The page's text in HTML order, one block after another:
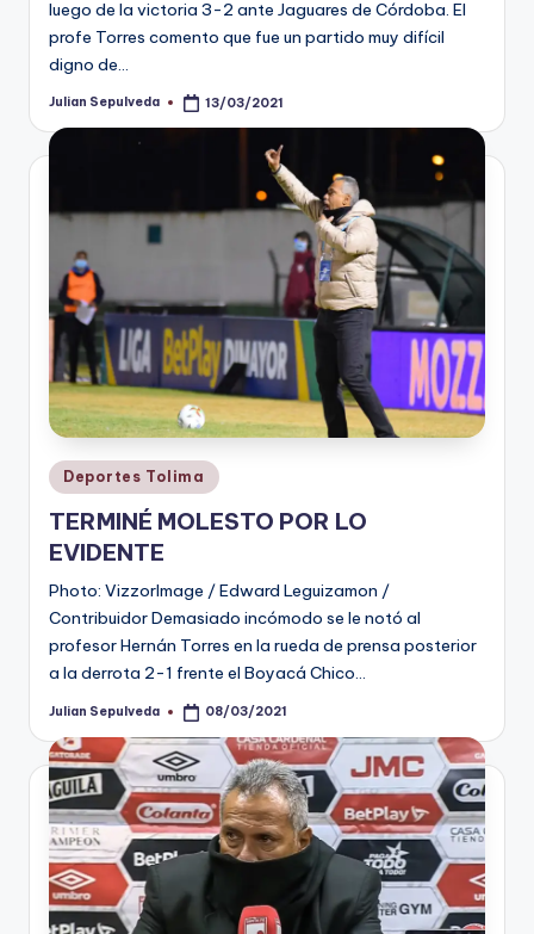
luego de la victoria 3-2 ante Jaguares de Córdoba. El
profe Torres comento que fue un partido muy difícil
digno de…
Publicado
Julian Sepulveda 13/03/2021
Publicado
en
Deportes Tolima
TERMINÉ MOLESTO POR LO
EVIDENTE
Photo: VizzorImage / Edward Leguizamon /
Contribuidor Demasiado incómodo se le notó al
profesor Hernán Torres en la rueda de prensa posterior
a la derrota 2-1 frente el Boyacá Chico…
Publicado
Julian Sepulveda 08/03/2021